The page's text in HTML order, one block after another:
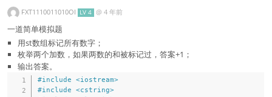
FXT1110011010OI LV 4 @ 4 年前
一道简单模拟题
用st数组标记所有数字；
枚举两个加数，如果两数的和被标记过，答案+1；
输出答案。
#include <iostream>
#include <cstring>